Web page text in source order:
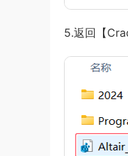
5.返回【